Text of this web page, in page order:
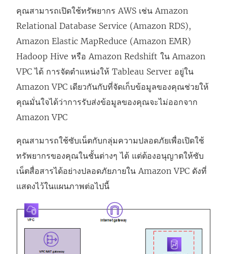
คุณสามารถเปิดใช้ทรัพยากร AWS เช่น Amazon
Relational Database Service (Amazon RDS),
Amazon Elastic MapReduce (Amazon EMR)
Hadoop Hive หรือ Amazon Redshift ใน Amazon
VPC ได้ การจัดตำแหน่งให้ Tableau Server อยู่ใน
Amazon VPC เดียวกันกับที่จัดเก็บข้อมูลของคุณช่วยให้
คุณมั่นใจได้ว่าการรับส่งข้อมูลของคุณจะไม่ออกจาก
Amazon VPC
คุณสามารถใช้ซับเน็ตกับกลุ่มความปลอดภัยเพื่อเปิดใช้
ทรัพยากรของคุณในชั้นต่างๆ ได้ แต่ต้องอนุญาตให้ซับ
เน็ตสื่อสารได้อย่างปลอดภัยภายใน Amazon VPC ดังที่
แสดงไว้ในแผนภาพต่อไปนี้